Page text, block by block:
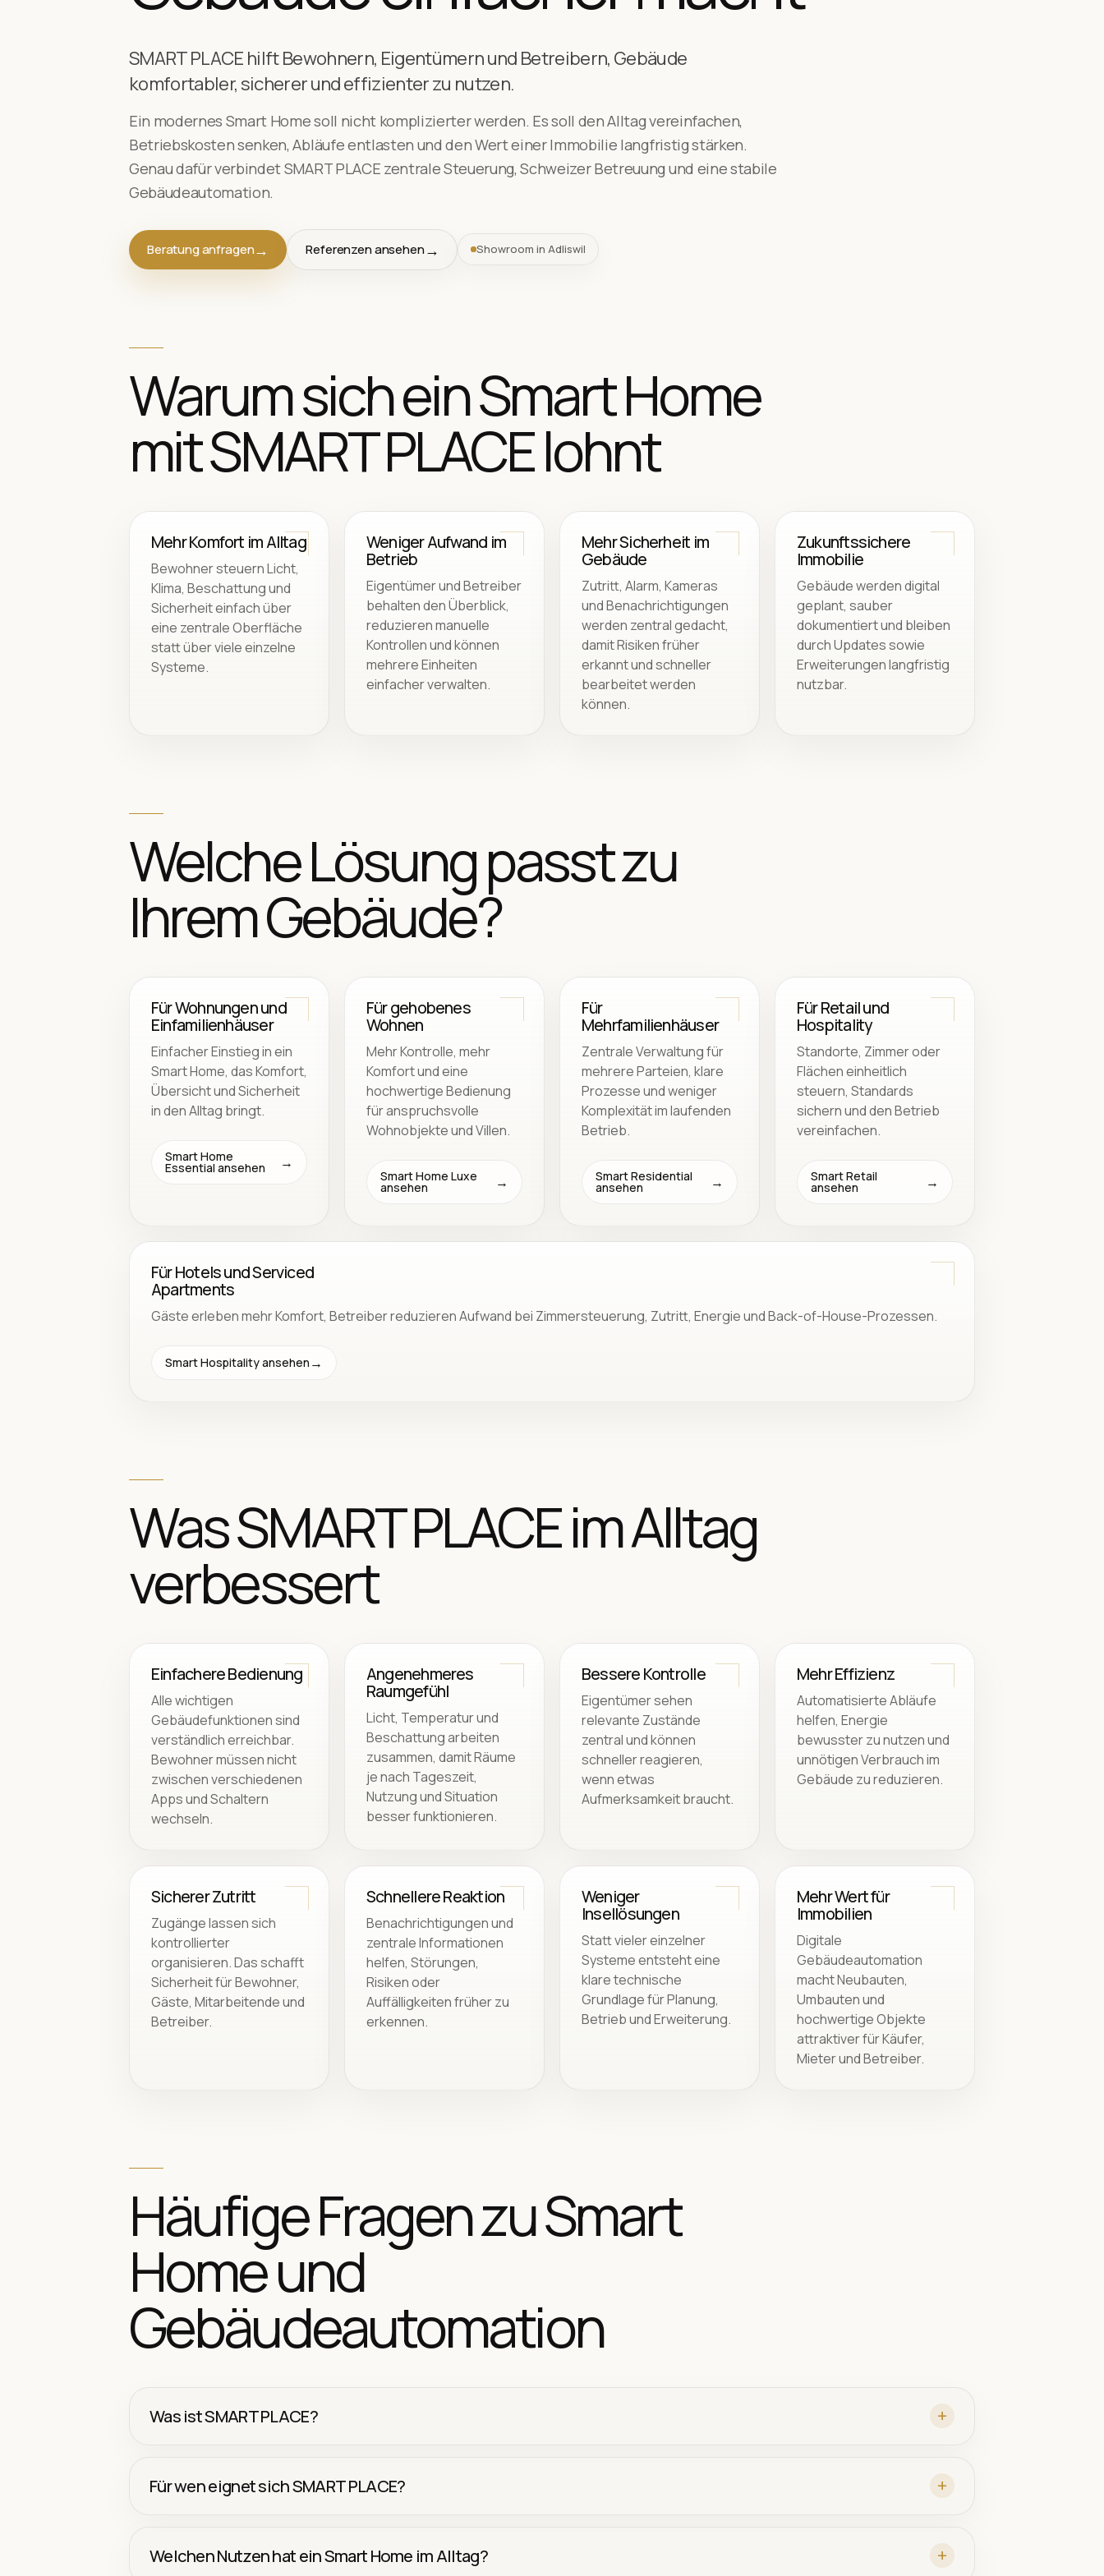
SMART PLACE hilft Bewohnern, Eigentümern und Betreibern, Gebäude
komfortabler, sicherer und effizienter zu nutzen.
Ein modernes Smart Home soll nicht komplizierter werden. Es soll den Alltag vereinfachen,
Betriebskosten senken, Abläufe entlasten und den Wert einer Immobilie langfristig stärken.
Genau dafür verbindet SMART PLACE zentrale Steuerung, Schweizer Betreuung und eine stabile
Gebäudeautomation.
Beratung anfragen Referenzen ansehen Showroom in Adliswil
Warum sich ein Smart Home
mit SMART PLACE lohnt
Mehr Komfort im Alltag
Bewohner steuern Licht,
Klima, Beschattung und
Sicherheit einfach über
eine zentrale Oberfläche
statt über viele einzelne
Systeme.
Weniger Aufwand im
Betrieb
Eigentümer und Betreiber
behalten den Überblick,
reduzieren manuelle
Kontrollen und können
mehrere Einheiten
einfacher verwalten.
Mehr Sicherheit im
Gebäude
Zutritt, Alarm, Kameras
und Benachrichtigungen
werden zentral gedacht,
damit Risiken früher
erkannt und schneller
bearbeitet werden
können.
Zukunftssichere
Immobilie
Gebäude werden digital
geplant, sauber
dokumentiert und bleiben
durch Updates sowie
Erweiterungen langfristig
nutzbar.
Welche Lösung passt zu
Ihrem Gebäude?
Für Wohnungen und
Einfamilienhäuser
Einfacher Einstieg in ein
Smart Home, das Komfort,
Übersicht und Sicherheit
in den Alltag bringt.
Smart Home
Essential ansehen
Für gehobenes
Wohnen
Mehr Kontrolle, mehr
Komfort und eine
hochwertige Bedienung
für anspruchsvolle
Wohnobjekte und Villen.
Smart Home Luxe
ansehen
Für
Mehrfamilienhäuser
Zentrale Verwaltung für
mehrere Parteien, klare
Prozesse und weniger
Komplexität im laufenden
Betrieb.
Smart Residential
ansehen
Für Retail und
Hospitality
Standorte, Zimmer oder
Flächen einheitlich
steuern, Standards
sichern und den Betrieb
vereinfachen.
Smart Retail
ansehen
Für Hotels und Serviced
Apartments
Gäste erleben mehr Komfort, Betreiber reduzieren Aufwand bei Zimmersteuerung, Zutritt, Energie und Back-of-House-Prozessen.
Smart Hospitality ansehen
Was SMART PLACE im Alltag
verbessert
Einfachere Bedienung
Alle wichtigen
Gebäudefunktionen sind
verständlich erreichbar.
Bewohner müssen nicht
zwischen verschiedenen
Apps und Schaltern
wechseln.
Angenehmeres
Raumgefühl
Licht, Temperatur und
Beschattung arbeiten
zusammen, damit Räume
je nach Tageszeit,
Nutzung und Situation
besser funktionieren.
Bessere Kontrolle
Eigentümer sehen
relevante Zustände
zentral und können
schneller reagieren,
wenn etwas
Aufmerksamkeit braucht.
Mehr Effizienz
Automatisierte Abläufe
helfen, Energie
bewusster zu nutzen und
unnötigen Verbrauch im
Gebäude zu reduzieren.
Sicherer Zutritt
Zugänge lassen sich
kontrollierter
organisieren. Das schafft
Sicherheit für Bewohner,
Gäste, Mitarbeitende und
Betreiber.
Schnellere Reaktion
Benachrichtigungen und
zentrale Informationen
helfen, Störungen,
Risiken oder
Auffälligkeiten früher zu
erkennen.
Weniger
Insellösungen
Statt vieler einzelner
Systeme entsteht eine
klare technische
Grundlage für Planung,
Betrieb und Erweiterung.
Mehr Wert für
Immobilien
Digitale
Gebäudeautomation
macht Neubauten,
Umbauten und
hochwertige Objekte
attraktiver für Käufer,
Mieter und Betreiber.
Häufige Fragen zu Smart
Home und
Gebäudeautomation
Was ist SMART PLACE?
Für wen eignet sich SMART PLACE?
Welchen Nutzen hat ein Smart Home im Alltag?